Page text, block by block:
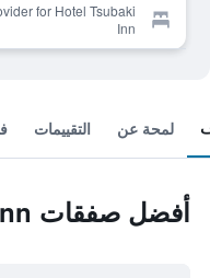
for Hotel Tsubaki
Inn
لمحة عن التقييمات
أفضل صفقات Hotel Tsubaki Inn